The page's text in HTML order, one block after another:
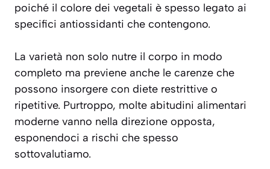
poiché il colore dei vegetali è spesso legato ai
specifici antiossidanti che contengono.
La varietà non solo nutre il corpo in modo
completo ma previene anche le carenze che
possono insorgere con diete restrittive o
ripetitive. Purtroppo, molte abitudini alimentari
moderne vanno nella direzione opposta,
esponendoci a rischi che spesso
sottovalutiamo.